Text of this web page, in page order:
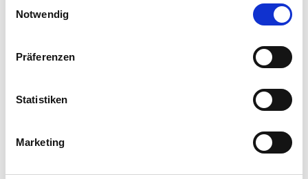
Notwendig
Präferenzen
Statistiken
Marketing
Eugen-Papst-Straße 9
Margot Ludl Immobilienbetreuung GmbH